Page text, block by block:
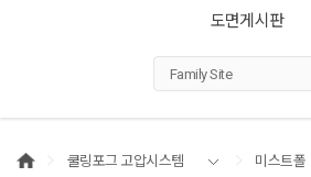
도면게시판
쿨링포그 고압시스템 미스트폴